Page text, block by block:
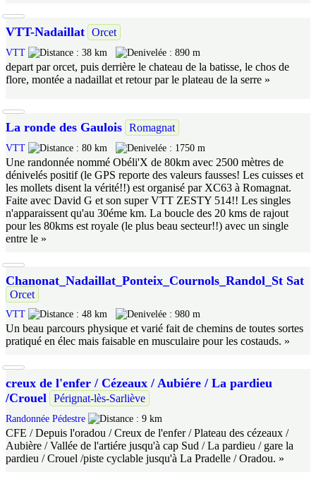
VTT-Nadaillat Orcet
VTT 38 km 890 m
depart par orcet, puis derrière le chateau de la batisse, le chos de
flore, montée a nadaillat et retour par le plateau de la serre »
La ronde des Gaulois Romagnat
VTT 80 km 1750 m
Une randonnée nommé Obéli'X de 80km avec 2500 mètres de
dénivelés positif (le GPS reporte des valeurs fausses! Les cuisses et
les mollets disent la vérité!!) est organisé par XC63 à Romagnat.
Faite avec David G et son super VTT ZESTY 514!! Les singles
n'apparaissent qu'au 30éme km. La boucle des 20 kms de rajout
pour les 80kms est royale (le plus beau secteur!!) avec un single
entre le »
Chanonat_Nadaillat_Ponteix_Cournols_Randol_St Sat
Orcet
VTT 48 km 980 m
Un beau parcours physique et varié fait de chemins de toutes sortes
pratiqué en élec mais faisable en musculaire pour les costauds. »
creux de l'enfer / Cézeaux / Aubiére / La pardieu
/Crouel Pérignat-lès-Sarliève
Randonnée Pédestre 9 km
CFE / Depuis l'oradou / Creux de l'enfer / Plateau des cézeaux /
Aubière / Vallée de l'artiére jusqu'à cap Sud / La pardieu / gare la
pardieu / Crouel /piste cyclable jusqu'à La Pradelle / Oradou. »